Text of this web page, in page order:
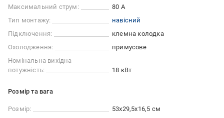
Максимальний струм:
80 А
Тип монтажу:
навісний
Підключення:
клемна колодка
Охолодження:
примусове
Номінальна вихідна
потужність:
18 кВт
Розмір та вага
Розмір:
53х29,5х16,5 см